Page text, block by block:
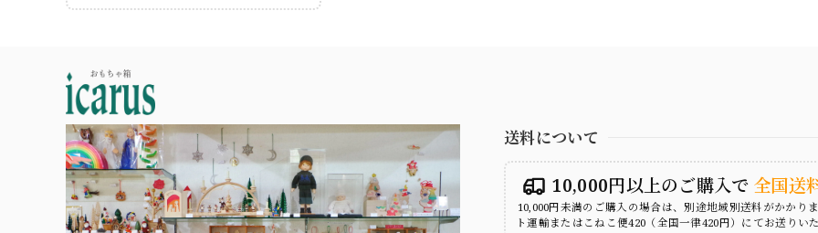
送料について
10,000円以上のご購入で 全国送
10,000円未満のご購入の場合は、別途地域別送料がかかり
ト運輸またはこねこ便420（全国一律420円）にてお送りい